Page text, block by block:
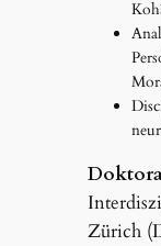
Zürich